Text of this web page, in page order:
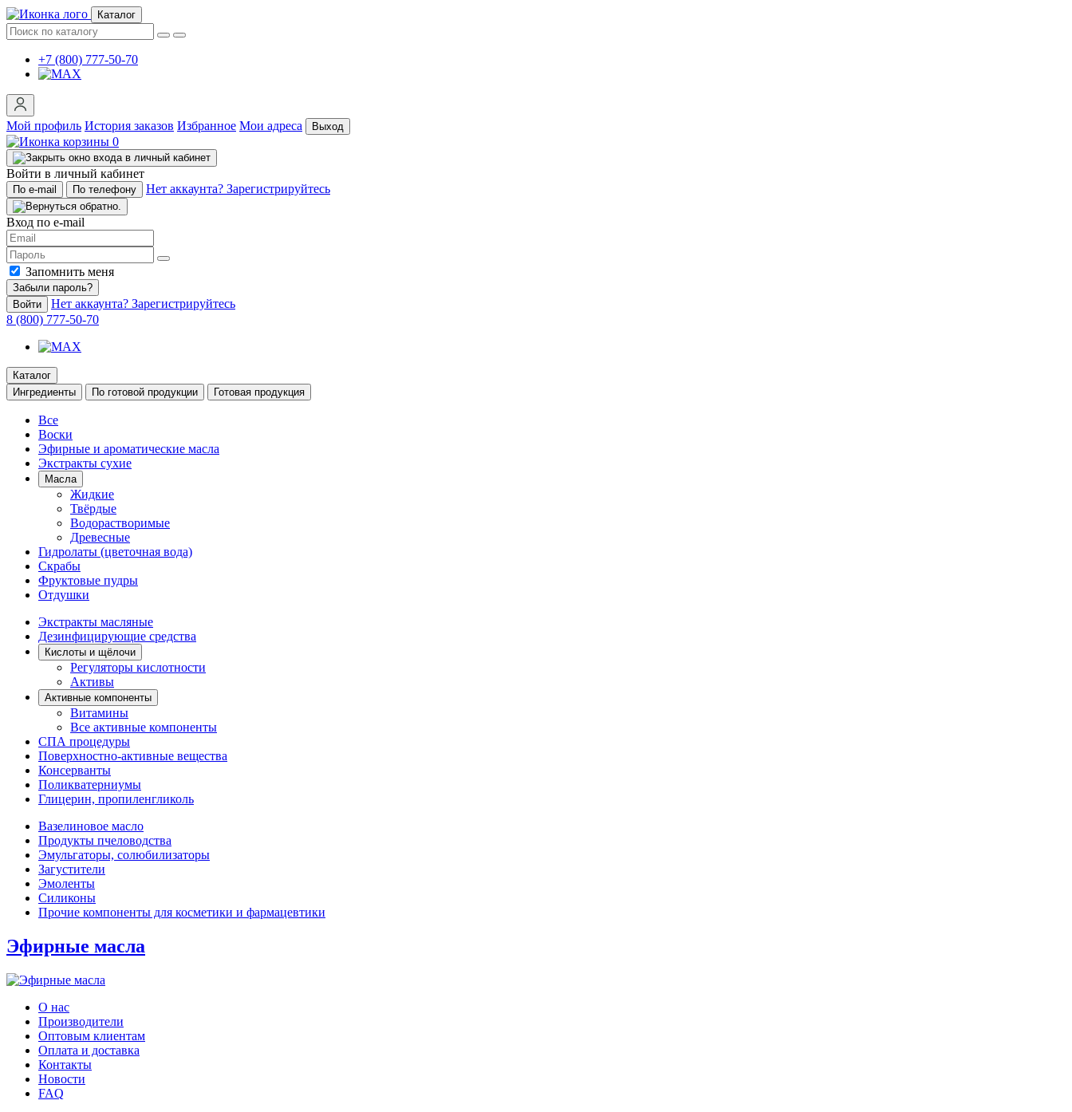
Каталог
+7 (800) 777-50-70
Мой профиль История заказов Избранное Мои адреса Выход
0
Войти в личный кабинет
По e-mail По телефону Нет аккаунта? Зарегистрируйтесь
Вход по e-mail
Запомнить меня
Забыли пароль?
Войти
Нет аккаунта? Зарегистрируйтесь
8 (800) 777-50-70
Каталог
Ингредиенты
По готовой продукции Готовая продукция
Все
Воски
Эфирные и ароматические масла
Экстракты сухие
Масла
Жидкие
Твёрдые
Водорастворимые
Древесные
Гидролаты (цветочная вода)
Скрабы
Фруктовые пудры
Отдушки
Экстракты масляные
Дезинфицирующие средства
Кислоты и щёлочи
Регуляторы кислотности
Активы
Активные компоненты
Витамины
Все активные компоненты
СПА процедуры
Поверхностно-активные вещества
Консерванты
Поликватерниумы
Глицерин, пропиленгликоль
Вазелиновое масло
Продукты пчеловодства
Эмульгаторы, солюбилизаторы
Загустители
Эмоленты
Силиконы
Прочие компоненты для косметики и фармацевтики
Эфирные масла
О нас
Производители
Оптовым клиентам
Оплата и доставка
Контакты
Новости
FAQ